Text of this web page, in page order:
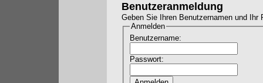
Benutzeranmeldung
Geben Sie Ihren Benutzernamen und
Anmelden
Benutzername:
Passwort: